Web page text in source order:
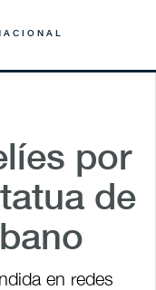
por
de
en redes